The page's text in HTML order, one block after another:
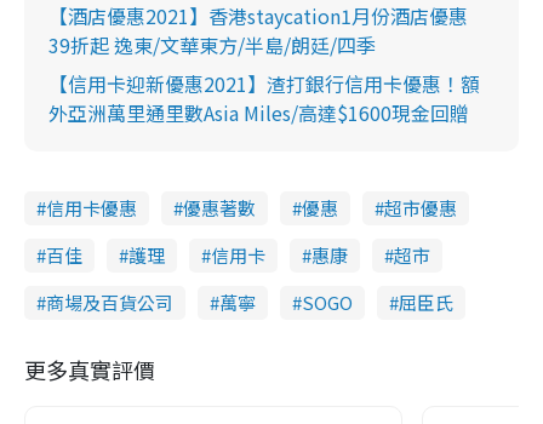
【酒店優惠2021】香港staycation1月份酒店優惠
39折起 逸東/文華東方/半島/朗廷/四季
【信用卡迎新優惠2021】渣打銀行信用卡優惠！額
外亞洲萬里通里數Asia Miles/高達$1600現金回贈
信用卡優惠 優惠著數 優惠
超市優惠
百佳
護理 信用卡 惠康
超市
商場及百貨公司
萬寧 SOGO 屈臣氏
更多真實評價